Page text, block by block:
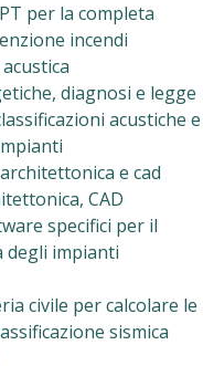
per la completa
incendi
diagnosi e legge
acustiche e
e cad
CAD
specifici per il
degli impianti
civile per calcolare le
sismica